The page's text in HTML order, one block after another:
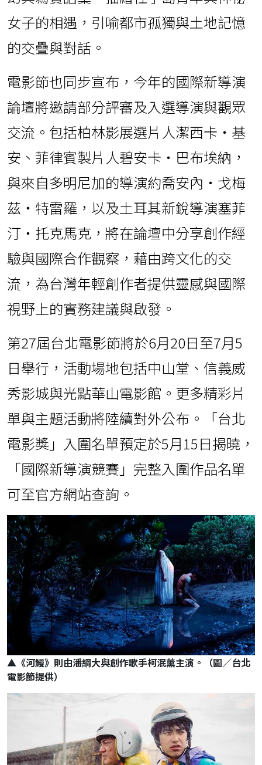
女子的相遇，引喻都市孤獨與土地記憶
的交疊與對話。
電影節也同步宣布，今年的國際新導演
論壇將邀請部分評審及入選導演與觀眾
交流。包括柏林影展選片人潔西卡・基
安、菲律賓製片人碧安卡・巴布埃納，
與來自多明尼加的導演約喬安內・戈梅
茲・特雷羅，以及土耳其新銳導演塞菲
汀・托克馬克，將在論壇中分享創作經
驗與國際合作觀察，藉由跨文化的交
流，為台灣年輕創作者提供靈感與國際
視野上的實務建議與啟發。
第27屆台北電影節將於6月20日至7月5
日舉行，活動場地包括中山堂、信義威
秀影城與光點華山電影館。更多精彩片
單與主題活動將陸續對外公布。「台北
電影獎」入圍名單預定於5月15日揭曉，
「國際新導演競賽」完整入圍作品名單
可至官方網站查詢。
▲《河鰻》則由潘綱大與創作歌手柯泯薰主演。（圖／台北
電影節提供）